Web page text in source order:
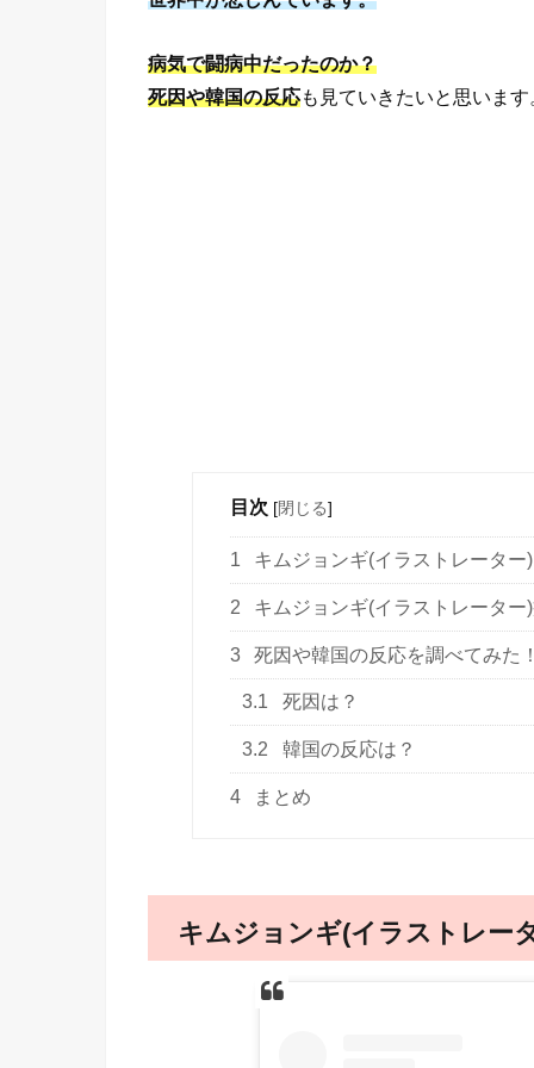
病気で闘病中だったのか？
死因や韓国の反応も見ていきたいと思います
目次 [閉じる]
1 キムジョンギ(イラストレーター
2 キムジョンギ(イラストレータ
3 死因や韓国の反応を調べてみた
3.1 死因は？
3.2 韓国の反応は？
4 まとめ
キムジョンギ(イラストレー